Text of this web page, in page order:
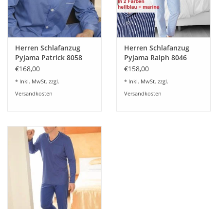
Herren Schlafanzug
Pyjama Patrick 8058
mittelblau 105
€168,00
* Inkl. MwSt. zzgl.
Versandkosten
Herren Schlafanzug
Pyjama Ralph 8046
hellblau und marine
€158,00
* Inkl. MwSt. zzgl.
Versandkosten